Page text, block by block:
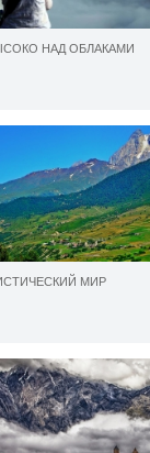
НАД ОБЛАКАМИ
МИР